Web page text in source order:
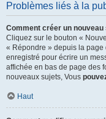
Problèmes liés à la
Comment créer un
Cliquez sur le bouton «
« Répondre » depuis la page
enregistré pour écrire un
affichée en bas de page des
nouveaux sujets, Vous
Haut